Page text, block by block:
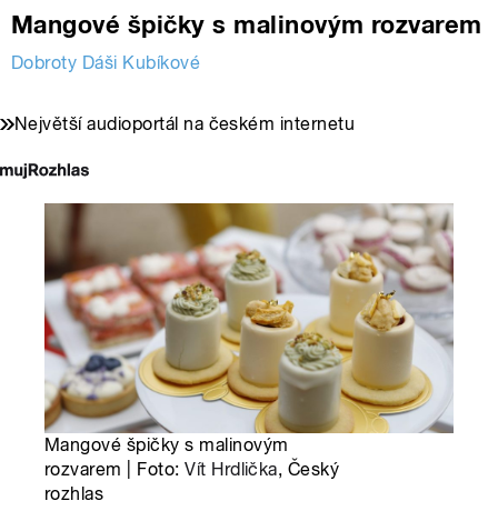
Mangové špičky s malinovým rozvarem
Dobroty Dáši Kubíkové
Největší audioportál na českém internetu
Mangové špičky s malinovým
rozvarem | Foto:Vít Hrdlička, Český
rozhlas